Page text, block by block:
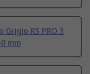
RS PRO 3
mm